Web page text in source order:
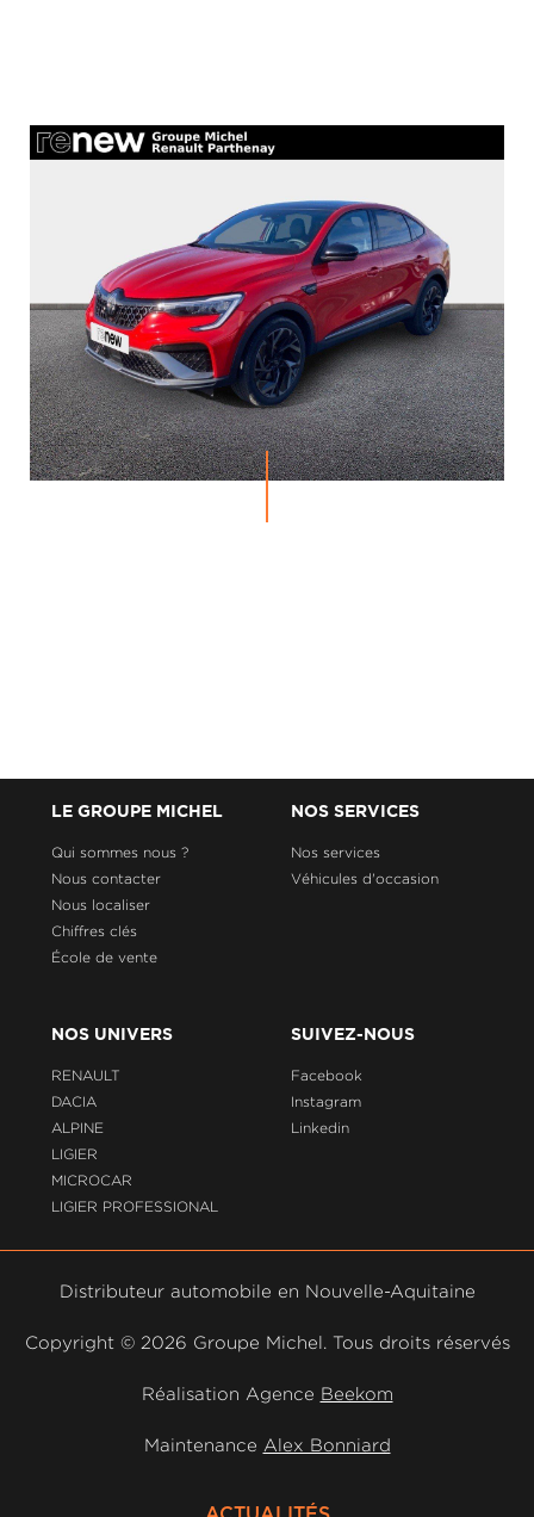
LE GROUPE MICHEL
Qui sommes nous ?
Nous contacter
Nous localiser
Chiffres clés
École de vente
NOS SERVICES
Nos services
Véhicules d'occasion
NOS UNIVERS
RENAULT
DACIA
ALPINE
LIGIER
MICROCAR
LIGIER PROFESSIONAL
SUIVEZ-NOUS
Facebook
Instagram
Linkedin
Distributeur automobile en Nouvelle-Aquitaine
Copyright © 2026 Groupe Michel. Tous droits réservés
Réalisation Agence Beekom
Maintenance Alex Bonniard